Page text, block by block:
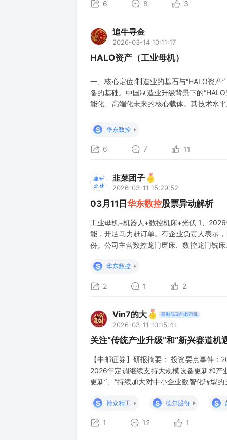
6 8 3
追牛寻金
2026-03-14 10:11:17
HALO资产（工业母机）
一、核心定位:制造业的基石与“HALO资产
备的基础。中国制造业升级背景下的
能化、高端化未来的核心载体。其技术水
代:国内机床产业呈现“大而不强”的态势，
S 华东数控
6 7 11
韭菜团子
2026-03-11 15:29:52
03月11日 华东数控股票异动解析
工业母机+机器人+数控机床+光伏 1、
能，开足马力赶订单。有企业负责人表示
份。公司主营数控龙门磨床、数控龙门铣
国德国在这一领域长期垄断局面。 2、
S 华东数控
2 1 2
Vin7的大 高抛低吸的老司机
2026-03-11 10:15:41
关注“传统产业升级”和“新兴赛道机
【中邮证券】研报摘要： 投资要点事件
2026年定调继续支持大规模设备更新和
更新”、“持续加大对中小企业数智化转型
程机械、轨交设备、机床、检测设备等
S 博众精工 S 德尔股份 S
1 12 1